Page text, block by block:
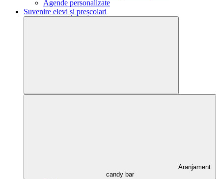
Agende personalizate
Suvenire elevi și preșcolari
Aranjament
candy bar